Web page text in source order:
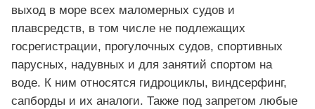
выход в море всех маломерных судов и
плавсредств, в том числе не подлежащих
госрегистрации, прогулочных судов, спортивных
парусных, надувных и для занятий спортом на
воде. К ним относятся гидроциклы, виндсерфинг,
сапборды и их аналоги. Также под запретом любые